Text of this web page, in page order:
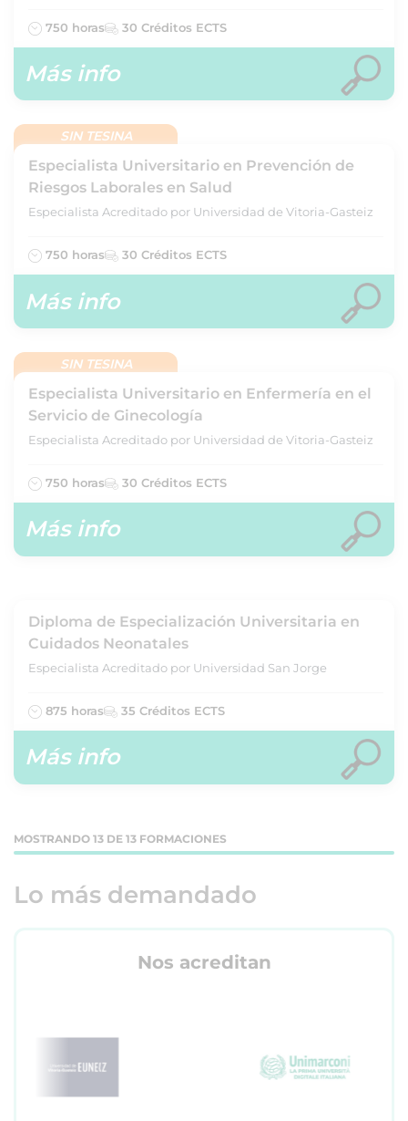
750 horas 30 Créditos ECTS
Más info
SIN TESINA
Especialista Universitario en Prevención de
Riesgos Laborales en Salud
Especialista Acreditado por Universidad de Vitoria-Gasteiz
750 horas 30 Créditos ECTS
Más info
SIN TESINA
Especialista Universitario en Enfermería en el
Servicio de Ginecología
Especialista Acreditado por Universidad de Vitoria-Gasteiz
750 horas 30 Créditos ECTS
Más info
Diploma de Especialización Universitaria en
Cuidados Neonatales
Especialista Acreditado por Universidad San Jorge
875 horas 35 Créditos ECTS
Más info
MOSTRANDO 13 DE 13 FORMACIONES
Lo más demandado
Nos acreditan